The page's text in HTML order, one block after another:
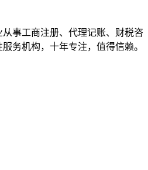
事工商注册、代理记账、财税咨
务机构，十年专注，值得信赖。